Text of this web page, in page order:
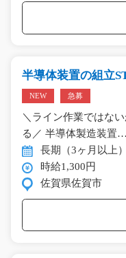
半導体装置の組立
NEW 急募
＼ライン作業ではな
る／ 半導体製造装置…
長期（3ヶ月以上）
時給1,300円
佐賀県佐賀市